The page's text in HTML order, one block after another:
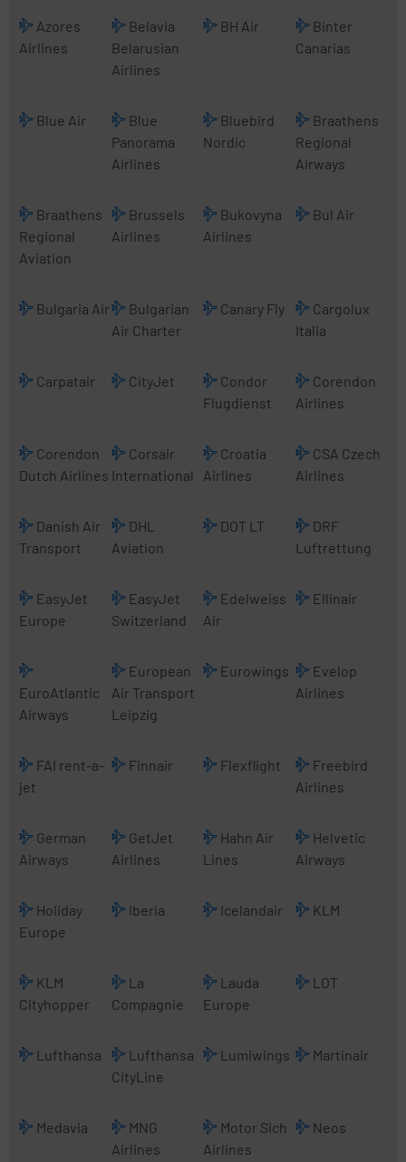
Azores
Airlines
Belavia
Belarusian
Airlines
BH Air
Binter
Canarias
Blue Air
Blue
Panorama
Airlines
Bluebird
Nordic
Braathens
Regional
Airways
Braathens
Regional
Aviation
Brussels
Airlines
Bukovyna
Airlines
Bul Air
Bulgaria Air
Bulgarian
Air Charter
Canary Fly
Cargolux
Italia
Carpatair CityJet
Condor
Flugdienst
Corendon
Airlines
Corendon
Dutch Airlines
Corsair
International
Croatia
Airlines
CSA Czech
Airlines
Danish Air
Transport
DHL
Aviation
DOT LT
DRF
Luftrettung
EasyJet
Europe
EasyJet
Switzerland
Edelweiss
Air
Ellinair
EuroAtlantic
Airways
European
Air Transport
Leipzig
Eurowings
Evelop
Airlines
FAI rent-a-
jet
Finnair Flexflight
Freebird
Airlines
German
Airways
GetJet
Airlines
Hahn Air
Lines
Helvetic
Airways
Holiday
Europe
Iberia Icelandair KLM
KLM
Cityhopper
La
Compagnie
Lauda
Europe
LOT
Lufthansa
Lufthansa
CityLine
Lumiwings Martinair
Medavia
MNG
Airlines
Motor Sich
Airlines
Neos